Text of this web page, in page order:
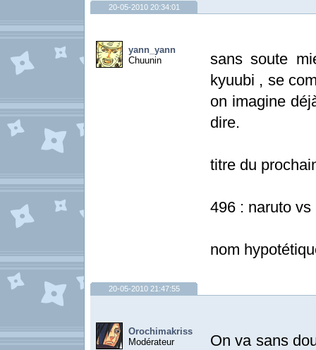
20-05-2010 20:34:01
yann_yann
Chuunin
sans soute
kyuubi , se
on imagine
dire.
titre du
496 : naruto
nom
20-05-2010 21:47:55
Orochimakriss
Modérateur
On va sans